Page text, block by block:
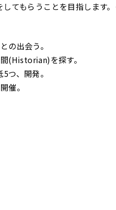
てもらうことを目指します
の出会う。
(Historian)を探す。
つ、開発。
催。